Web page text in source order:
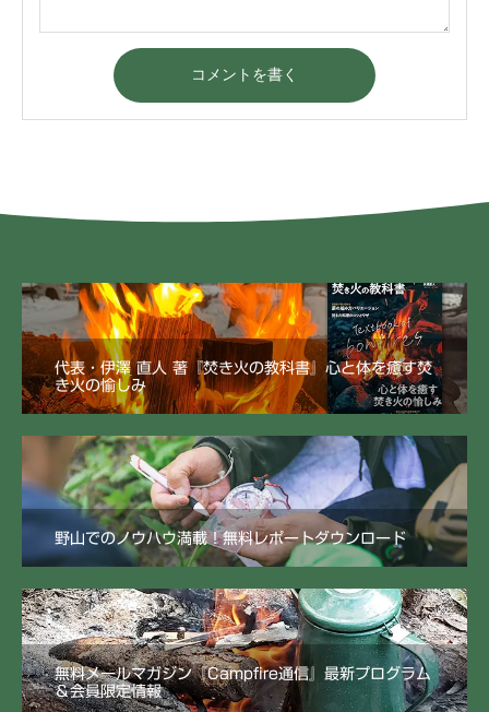
コメントを書く
代表・伊澤 直人 著『焚き火の教科書』心と体を癒す焚
き火の愉しみ
野山でのノウハウ満載！無料レポートダウンロード
無料メールマガジン『Campfire通信』最新プログラム
＆会員限定情報